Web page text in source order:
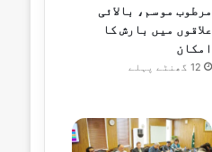
مرطوب موسم، بالائی
علاقوں میں بارش کا
امکان
12 گھنٹے پہلے